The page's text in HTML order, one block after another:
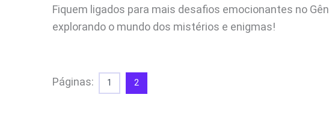
Fiquem ligados para mais desafios emocionantes no
explorando o mundo dos mistérios e enigmas!
Páginas: 1 2